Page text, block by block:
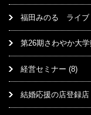
福田みのる ライ
第26期さわやか大
経営セミナー (8)
結婚応援の店登録店